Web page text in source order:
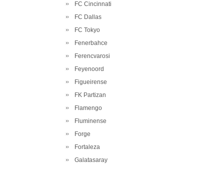
FC Cincinnati
FC Dallas
FC Tokyo
Fenerbahce
Ferencvarosi
Feyenoord
Figueirense
FK Partizan
Flamengo
Fluminense
Forge
Fortaleza
Galatasaray